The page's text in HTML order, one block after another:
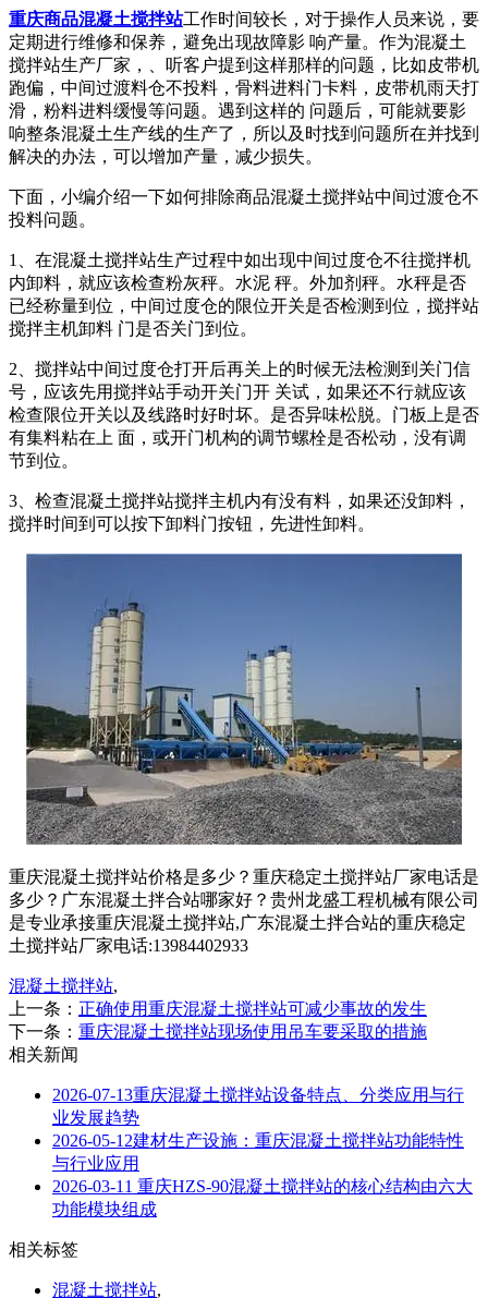
重庆商品混凝土搅拌站工作时间较长，对于操作人员来说，要
定期进行维修和保养，避免出现故障影 响产量。作为混凝土
搅拌站生产厂家，、听客户提到这样那样的问题，比如皮带机
跑偏，中间过渡料仓不投料，骨料进料门卡料，皮带机雨天打
滑，粉料进料缓慢等问题。遇到这样的 问题后，可能就要影
响整条混凝土生产线的生产了，所以及时找到问题所在并找到
解决的办法，可以增加产量，减少损失。
下面，小编介绍一下如何排除商品混凝土搅拌站中间过渡仓不
投料问题。
1、在混凝土搅拌站生产过程中如出现中间过度仓不往搅拌机
内卸料，就应该检查粉灰秤。水泥 秤。外加剂秤。水秤是否
已经称量到位，中间过度仓的限位开关是否检测到位，搅拌站
搅拌主机卸料 门是否关门到位。
2、搅拌站中间过度仓打开后再关上的时候无法检测到关门信
号，应该先用搅拌站手动开关门开 关试，如果还不行就应该
检查限位开关以及线路时好时坏。是否异味松脱。门板上是否
有集料粘在上 面，或开门机构的调节螺栓是否松动，没有调
节到位。
3、检查混凝土搅拌站搅拌主机内有没有料，如果还没卸料，
搅拌时间到可以按下卸料门按钮，先进性卸料。
重庆混凝土搅拌站价格是多少？重庆稳定土搅拌站厂家电话是
多少？广东混凝土拌合站哪家好？贵州龙盛工程机械有限公司
是专业承接重庆混凝土搅拌站,广东混凝土拌合站的重庆稳定
土搅拌站厂家电话:13984402933
混凝土搅拌站,
上一条： 正确使用重庆混凝土搅拌站可减少事故的发生
下一条： 重庆混凝土搅拌站现场使用吊车要采取的措施
相关新闻
2026-07-13重庆混凝土搅拌站设备特点、分类应用与行
业发展趋势
2026-05-12建材生产设施：重庆混凝土搅拌站功能特性
与行业应用
2026-03-11 重庆HZS-90混凝土搅拌站的核心结构由六大
功能模块组成
相关标签
混凝土搅拌站,